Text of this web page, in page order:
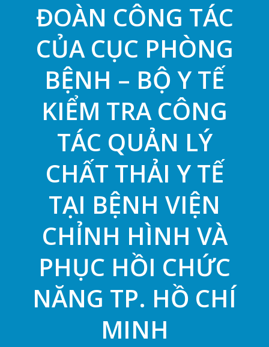
ĐOÀN CÔNG TÁC
CỦA CỤC PHÒNG
BỆNH – BỘ Y TẾ
KIỂM TRA CÔNG
TÁC QUẢN LÝ
CHẤT THẢI Y TẾ
TẠI BỆNH VIỆN
CHỈNH HÌNH VÀ
PHỤC HỒI CHỨC
NĂNG TP. HỒ CHÍ
MINH